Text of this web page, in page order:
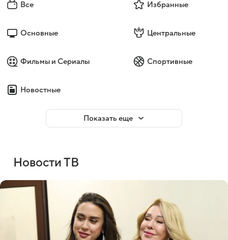
Все Избранные
Основные Центральные
Фильмы и Сериалы Спортивные
Новостные
Показать еще
Новости ТВ